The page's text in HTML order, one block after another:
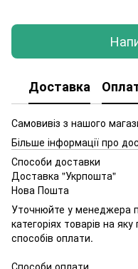
Доставка
Самовивіз з нашого
Більше інформації про
Способи доставки
Доставка "Укрпошта"
Нова Пошта
Уточнюйте у менеджера
категоріях товарів на
способів оплати.
Способи оплати